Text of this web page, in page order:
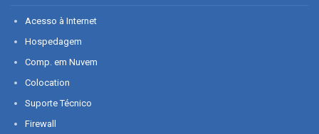
Acesso à Internet
Hospedagem
Comp. em Nuvem
Colocation
Suporte Técnico
Firewall